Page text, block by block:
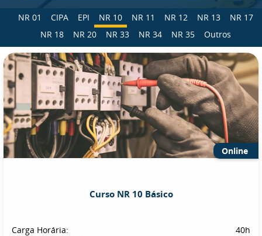
NR 01 CIPA EPI NR 10 NR 11 NR 12 NR 13
NR 17
NR 18
NR 20 NR 33 NR 34 NR 35 Outros
Online
Curso NR 10 Básico
Carga Horária:
40h